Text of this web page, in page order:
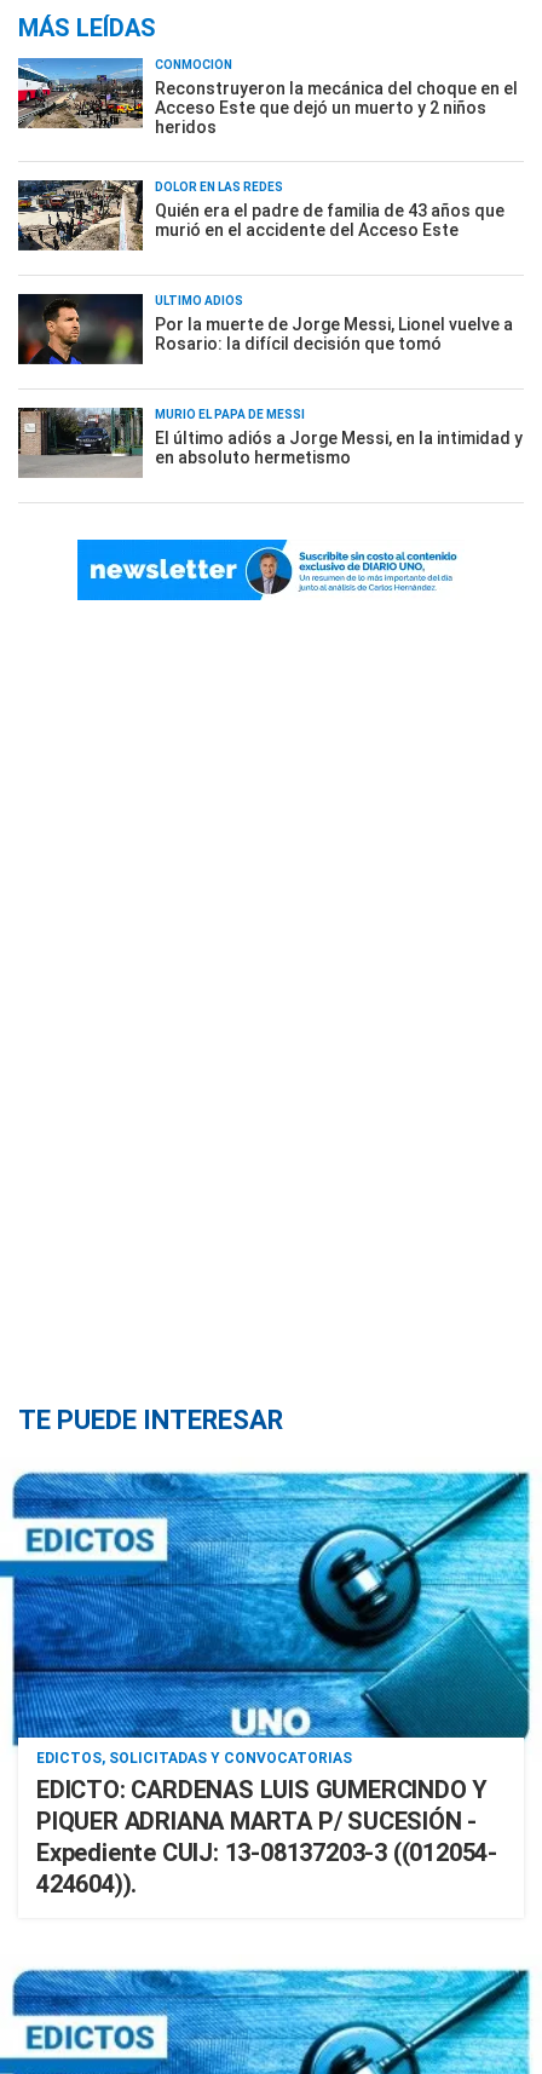
MÁS LEÍDAS
CONMOCIÓN
Reconstruyeron la mecánica del choque en el
Acceso Este que dejó un muerto y 2 niños
heridos
DOLOR EN LAS REDES
Quién era el padre de familia de 43 años que
murió en el accidente del Acceso Este
ÚLTIMO ADIÓS
Por la muerte de Jorge Messi, Lionel vuelve a
Rosario: la difícil decisión que tomó
MURIÓ EL PAPÁ DE MESSI
El último adiós a Jorge Messi, en la intimidad y
en absoluto hermetismo
TE PUEDE INTERESAR
EDICTOS, SOLICITADAS Y CONVOCATORIAS
EDICTO: CARDENAS LUIS GUMERCINDO Y
PIQUER ADRIANA MARTA P/ SUCESIÓN -
Expediente CUIJ: 13-08137203-3 ((012054-
424604)).